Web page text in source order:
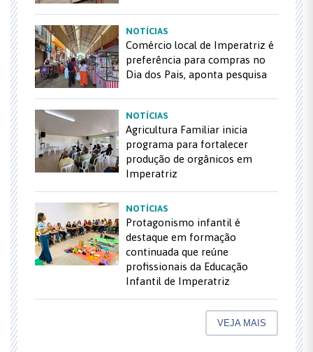
NOTÍCIAS
Comércio local de Imperatriz é
preferência para compras no
Dia dos Pais, aponta pesquisa
NOTÍCIAS
Agricultura Familiar inicia
programa para fortalecer
produção de orgânicos em
Imperatriz
NOTÍCIAS
Protagonismo infantil é
destaque em formação
continuada que reúne
profissionais da Educação
Infantil de Imperatriz
VEJA MAIS